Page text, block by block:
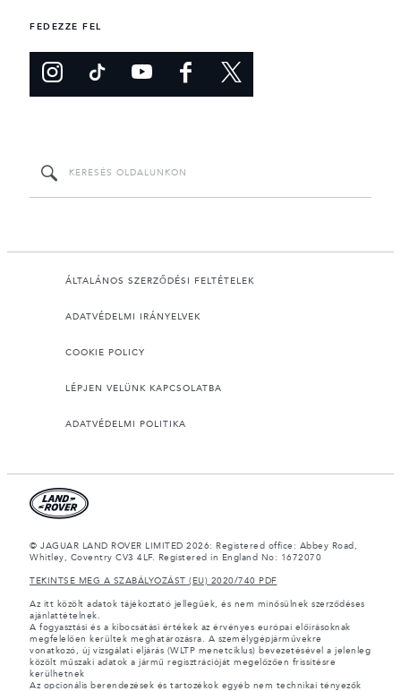
FEDEZZE FEL
ÁLTALÁNOS SZERZŐDÉSI FELTÉTELEK
ADATVÉDELMI IRÁNYELVEK
COOKIE POLICY
LÉPJEN VELÜNK KAPCSOLATBA
ADATVÉDELMI POLITIKA
© JAGUAR LAND ROVER LIMITED 2026: Registered office: Abbey Road,
Whitley, Coventry CV3 4LF. Registered in England No: 1672070
TEKINTSE MEG A SZABÁLYOZÁST (EU) 2020/740 PDF
Az itt közölt adatok tájékoztató jellegűek, és nem minősülnek szerződéses
ajánlattételnek.
A fogyasztási és a kibocsátási értékek az érvényes európai előírásoknak
megfelelően kerültek meghatározásra. A személygépjárművekre
vonatkozó, új vizsgálati eljárás (WLTP menetciklus) bevezetésével a jelenleg
közölt műszaki adatok a jármű regisztrációját megelőzően frissítésre
kerülhetnek
Az opcionális berendezések és tartozékok egyéb nem technikai tényezők